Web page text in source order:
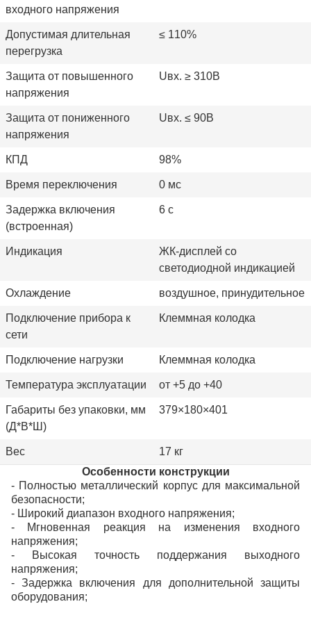
входного напряжения
Допустимая длительная
перегрузка
≤ 110%
Защита от повышенного
напряжения
Uвх. ≥ 310В
Защита от пониженного
напряжения
Uвх. ≤ 90В
КПД 98%
Время переключения 0 мс
Задержка включения
(встроенная)
6 с
Индикация
ЖК-дисплей со
светодиодной индикацией
Охлаждение воздушное, принудительное
Подключение прибора к
сети
Клеммная колодка
Подключение нагрузки Клеммная колодка
Температура эксплуатации от +5 до +40
Габариты без упаковки, мм
(Д*В*Ш)
379×180×401
Вес
17 кг
Особенности конструкции
- Полностью металлический корпус для максимальной
безопасности;
- Широкий диапазон входного напряжения;
- Мгновенная реакция на изменения входного
напряжения;
- Высокая точность поддержания выходного
напряжения;
- Задержка включения для дополнительной защиты
оборудования;